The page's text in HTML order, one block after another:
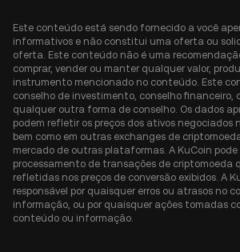
Este conteúdo está sendo fornecido a você
informativos e não constitui uma oferta ou
oferta. Este conteúdo não é uma
comprar, vender ou manter qualquer valor,
instrumento mencionado no conteúdo. Este
conselho de investimento, conselho financeiro,
qualquer outra forma de conselho. Os dados
podem refletir os preços dos ativos negociados
bem como em outras exchanges de
mercado de outras plataformas. A KuCoin
processamento de transações de criptomoeda
refletidas nos preços de conversão exibidos. A
responsável por quaisquer erros ou atrasos no
informação, ou por quaisquer ações tomadas
conteúdo ou informação.